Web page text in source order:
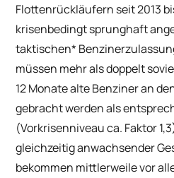
Flottenrückläufern seit 2013
krisenbedingt sprunghaft
taktischen*
müssen mehr als doppelt
12 Monate alte Benziner an
gebracht werden als
(Vorkrisenniveau ca. Faktor
gleichzeitig anwachsender
bekommen mittlerweile vor